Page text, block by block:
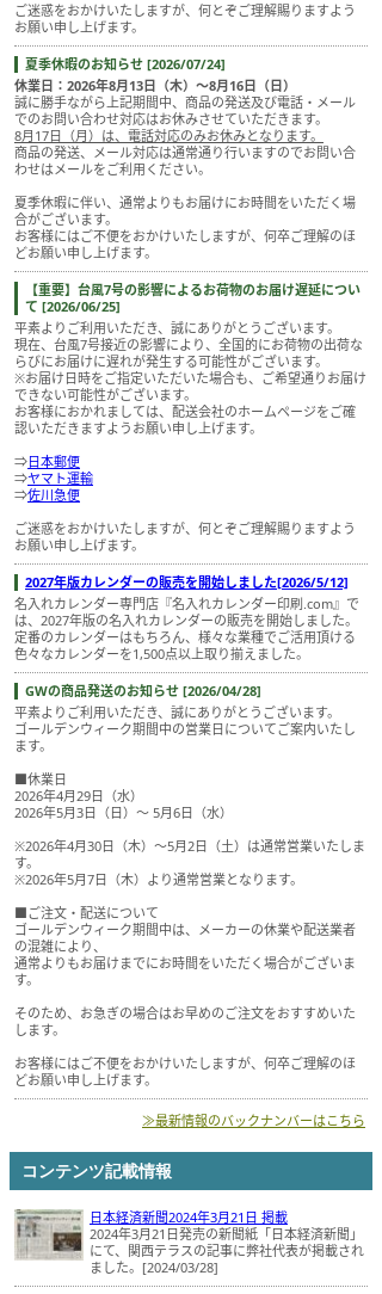
ご迷惑をおかけいたしますが、何とぞご理解賜りますよう
お願い申し上げます。
夏季休暇のお知らせ [2026/07/24]
休業日：2026年8月13日（木）～8月16日（日）
誠に勝手ながら上記期間中、商品の発送及び電話・メール
でのお問い合わせ対応はお休みさせていただきます。
8月17日（月）は、電話対応のみお休みとなります。
商品の発送、メール対応は通常通り行いますのでお問い合
わせはメールをご利用ください。
夏季休暇に伴い、通常よりもお届けにお時間をいただく場
合がございます。
お客様にはご不便をおかけいたしますが、何卒ご理解のほ
どお願い申し上げます。
【重要】台風7号の影響によるお荷物のお届け遅延につい
て [2026/06/25]
平素よりご利用いただき、誠にありがとうございます。
現在、台風7号接近の影響により、全国的にお荷物の出荷な
らびにお届けに遅れが発生する可能性がございます。
※お届け日時をご指定いただいた場合も、ご希望通りお届け
できない可能性がございます。
お客様におかれましては、配送会社のホームページをご確
認いただきますようお願い申し上げます。
⇒日本郵便
⇒ヤマト運輸
⇒佐川急便
ご迷惑をおかけいたしますが、何とぞご理解賜りますよう
お願い申し上げます。
2027年版カレンダーの販売を開始しました[2026/5/12]
名入れカレンダー専門店『名入れカレンダー印刷.com』で
は、2027年版の名入れカレンダーの販売を開始しました。
定番のカレンダーはもちろん、様々な業種でご活用頂ける
色々なカレンダーを1,500点以上取り揃えました。
GWの商品発送のお知らせ [2026/04/28]
平素よりご利用いただき、誠にありがとうございます。
ゴールデンウィーク期間中の営業日についてご案内いたし
ます。
■休業日
2026年4月29日（水）
2026年5月3日（日）～ 5月6日（水）
※2026年4月30日（木）～5月2日（土）は通常営業いたしま
す。
※2026年5月7日（木）より通常営業となります。
■ご注文・配送について
ゴールデンウィーク期間中は、メーカーの休業や配送業者
の混雑により、
通常よりもお届けまでにお時間をいただく場合がございま
す。
そのため、お急ぎの場合はお早めのご注文をおすすめいた
します。
お客様にはご不便をおかけいたしますが、何卒ご理解のほ
どお願い申し上げます。
≫最新情報のバックナンバーはこちら
コンテンツ記載情報
日本経済新聞2024年3月21日 掲載
2024年3月21日発売の新聞紙「日本経済新聞」
にて、関西テラスの記事に弊社代表が掲載され
ました。[2024/03/28]